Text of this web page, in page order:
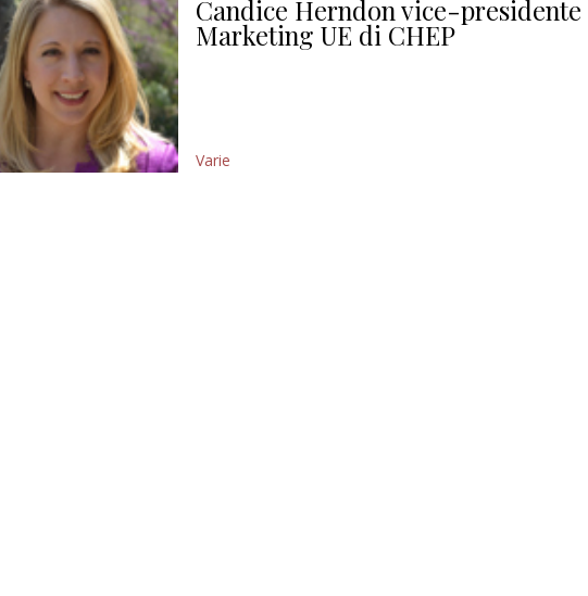
Candice Herndon vice-presidente
Marketing UE di CHEP
Varie